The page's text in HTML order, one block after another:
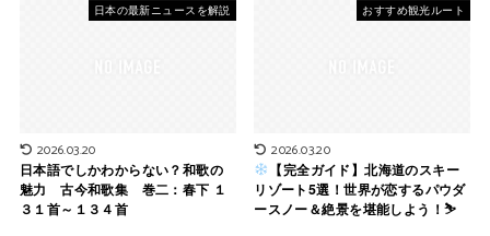
日本の最新ニュースを解説
2026.03.20
日本語でしかわからない？和歌の
魅力 古今和歌集 巻二：春下 １
３１首～１３４首
おすすめ観光ルート
2026.03.20
【完全ガイド】北海道のスキー
リゾート5選！世界が恋するパウダ
ースノー＆絶景を堪能しよう！⛷